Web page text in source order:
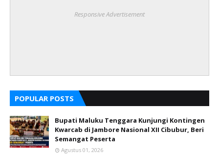
Responsive Advertisement
POPULAR POSTS
Bupati Maluku Tenggara Kunjungi Kontingen
Kwarcab di Jambore Nasional XII Cibubur, Beri
Semangat Peserta
Agustus 01, 2026